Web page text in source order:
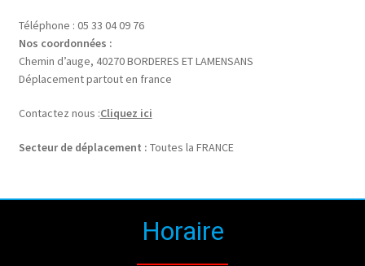
Téléphone : 05 33 04 09 76
Nos coordonnées :
Chemin d’auge, 40270 BORDERES ET LAMENSANS
Déplacement partout en france
Contactez nous :Cliquez ici
Secteur de déplacement : Toutes la FRANCE
Horaire